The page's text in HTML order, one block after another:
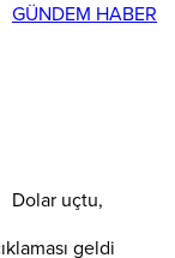
GÜNDEM HABER
Dolar uçtu,